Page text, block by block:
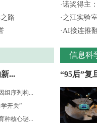
路
...
组序列构...
开关”
种核心谜...
·诺奖得主
· 之江实验
·AI接连推
信息科
“95后”复